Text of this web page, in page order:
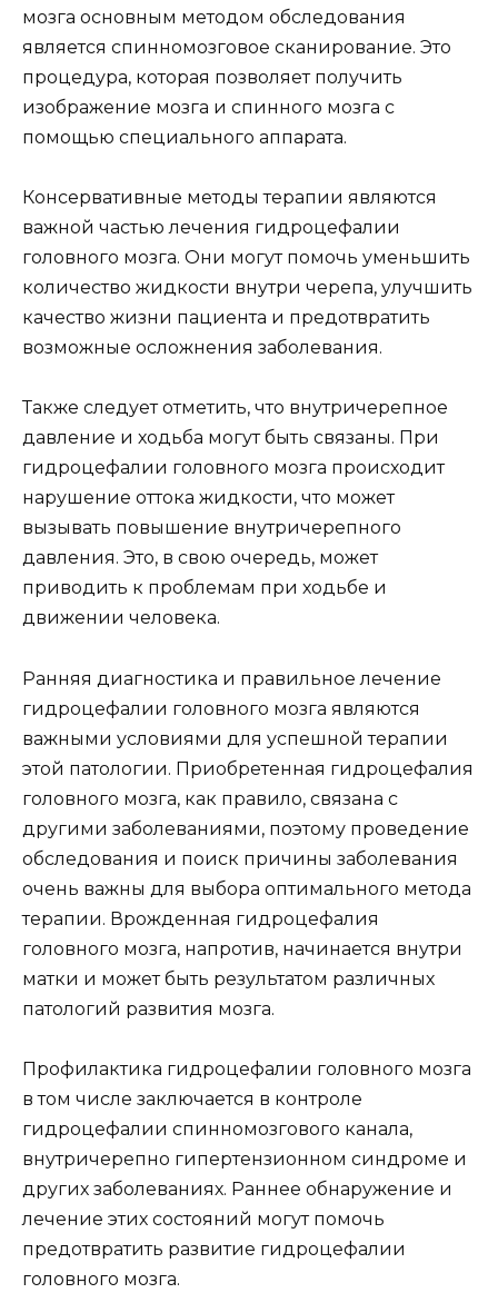
мозга основным методом обследования
является спинномозговое сканирование. Это
процедура, которая позволяет получить
изображение мозга и спинного мозга с
помощью специального аппарата.
Консервативные методы терапии являются
важной частью лечения гидроцефалии
головного мозга. Они могут помочь уменьшить
количество жидкости внутри черепа, улучшить
качество жизни пациента и предотвратить
возможные осложнения заболевания.
Также следует отметить, что внутричерепное
давление и ходьба могут быть связаны. При
гидроцефалии головного мозга происходит
нарушение оттока жидкости, что может
вызывать повышение внутричерепного
давления. Это, в свою очередь, может
приводить к проблемам при ходьбе и
движении человека.
Ранняя диагностика и правильное лечение
гидроцефалии головного мозга являются
важными условиями для успешной терапии
этой патологии. Приобретенная гидроцефалия
головного мозга, как правило, связана с
другими заболеваниями, поэтому проведение
обследования и поиск причины заболевания
очень важны для выбора оптимального метода
терапии. Врожденная гидроцефалия
головного мозга, напротив, начинается внутри
матки и может быть результатом различных
патологий развития мозга.
Профилактика гидроцефалии головного мозга
в том числе заключается в контроле
гидроцефалии спинномозгового канала,
внутричерепно гипертензионном синдроме и
других заболеваниях. Раннее обнаружение и
лечение этих состояний могут помочь
предотвратить развитие гидроцефалии
головного мозга.